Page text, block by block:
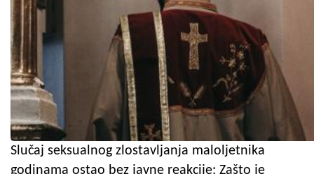
Slučaj seksualnog zlostavljanja maloljetnika
godinama ostao bez javne reakcije: Zašto je